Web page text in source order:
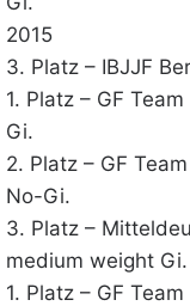
2015
3. Platz – IBJJF
1. Platz – GF
Gi.
2. Platz – GF
No-Gi.
3. Platz –
medium weight Gi.
1. Platz – GF